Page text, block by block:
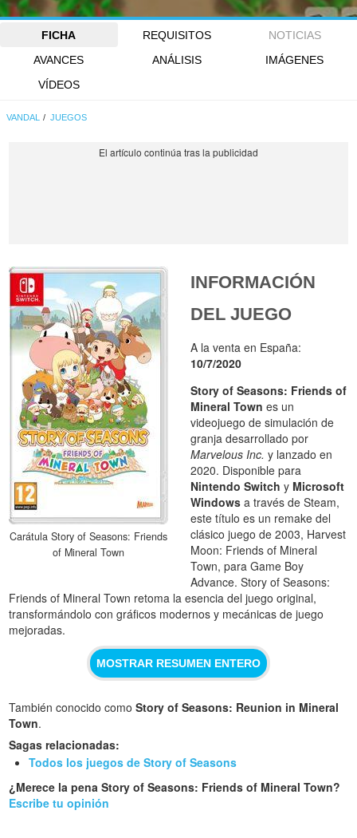
FICHA REQUISITOS
NOTICIAS
AVANCES
ANÁLISIS
IMÁGENES
VÍDEOS
VANDAL JUEGOS
Carátula Story of Seasons: Friends
of Mineral Town
INFORMACIÓN
DEL JUEGO
A la venta en España:
10/7/2020
Story of Seasons: Friends of
Mineral Town es un
videojuego de simulación de
granja desarrollado por
Marvelous Inc. y lanzado en
2020. Disponible para
Nintendo Switch y Microsoft
Windows a través de Steam,
este título es un remake del
clásico juego de 2003, Harvest
Moon: Friends of Mineral
Town, para Game Boy
Advance. Story of Seasons:
Friends of Mineral Town retoma la esencia del juego original,
transformándolo con gráficos modernos y mecánicas de juego
mejoradas.
MOSTRAR RESUMEN ENTERO
También conocido comoStory of Seasons: Reunion in Mineral
Town.
Sagas relacionadas:
Todos los juegos de Story of Seasons
¿Merece la pena Story of Seasons: Friends of Mineral Town?
Escribe tu opinión